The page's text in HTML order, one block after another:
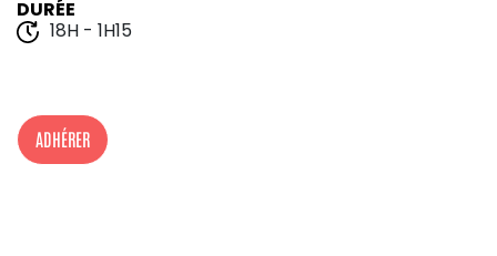
DURÉE
18H - 1H15
ADHÉRER